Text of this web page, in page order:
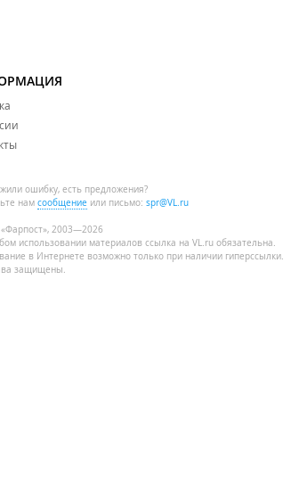
ошибку, есть предложения?
нам сообщение или письмо: spr@VL.ru
2003—2026
использовании материалов ссылка на VL.ru обязательна.
в Интернете возможно только при наличии гиперссылки.
защищены.